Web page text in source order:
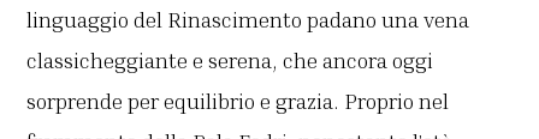
linguaggio del Rinascimento padano una vena
classicheggiante e serena, che ancora oggi
sorprende per equilibrio e grazia. Proprio nel